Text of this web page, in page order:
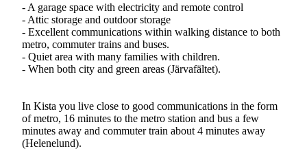
- A garage space with electricity and remote control
- Attic storage and outdoor storage
- Excellent communications within walking distance to both
metro, commuter trains and buses.
- Quiet area with many families with children.
- When both city and green areas (Järvafältet).
In Kista you live close to good communications in the form
of metro, 16 minutes to the metro station and bus a few
minutes away and commuter train about 4 minutes away
(Helenelund).